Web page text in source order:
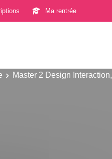
Ma rentrée
Master 2 Design